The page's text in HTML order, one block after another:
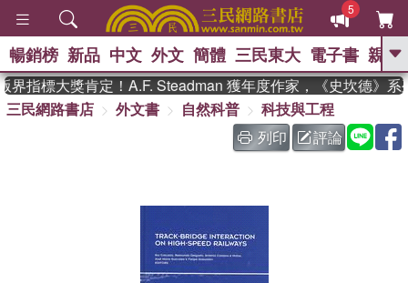
5
GO
熱搜： 東野圭吾 、 高希均教授回憶錄
The Odyssey 、 父親節 、 如果歷
史是一群喵 、 暑期推薦 、 國際布克
偉大的迷走神經
暢銷榜 新品 中文 外文 簡體 三民東大 電子書 親子
指標大獎肯定！A.F. Steadman 獲年度作家，《史坎德》系
三民網路書店
外文書 自然科普
科技與工程
列印
評論